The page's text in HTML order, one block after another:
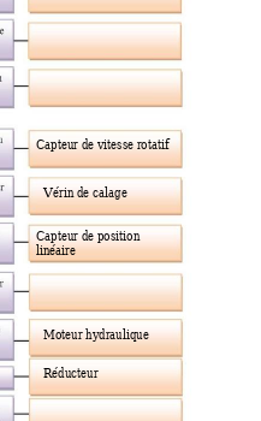
Capteur de vitesse rotatif
Vérin de calage
Capteur de position
linéaire
Moteur hydraulique
Réducteur